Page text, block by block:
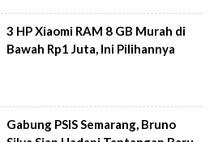
3 HP Xiaomi RAM 8 GB Murah di
Bawah Rp1 Juta, Ini Pilihannya
Gabung PSIS Semarang, Bruno